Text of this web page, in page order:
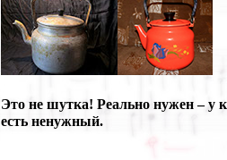
Это не шутка! Реально нужен – у
есть ненужный.